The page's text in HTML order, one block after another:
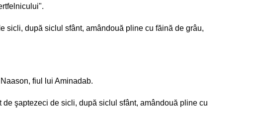
sicli, după siclul sfânt, amândouă pline cu făină de grâu,
fiul lui Aminadab.
şaptezeci de sicli, după siclul sfânt, amândouă pline cu